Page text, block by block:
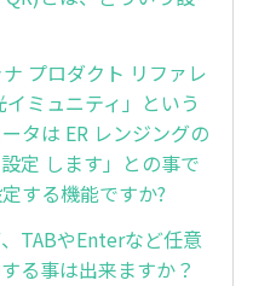
プロダクト リファレ
ミュニティ」という
タは ER レンジングの
定 します」との事で
する機能ですか?
TABやEnterなど任意
る事は出来ますか？